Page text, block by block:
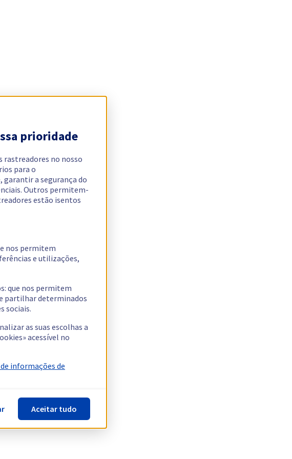
prioridade
no nosso
para o
a segurança do
Outros permitem-
estão isentos
nos permitem
e utilizações,
que nos permitem
partilhar determinados
sociais.
as suas escolhas a
acessível no
informações de
Aceitar tudo